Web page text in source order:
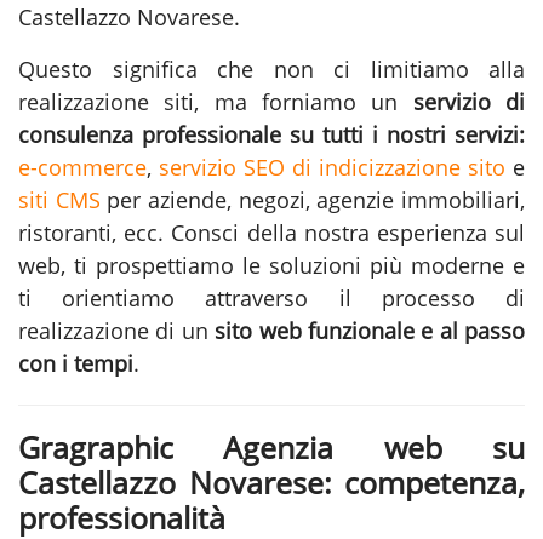
Castellazzo Novarese.
Questo significa che non ci limitiamo alla
realizzazione siti, ma forniamo un servizio di
consulenza professionale su tutti i nostri servizi:
e-commerce, servizio SEO di indicizzazione sito e
siti CMS per aziende, negozi, agenzie immobiliari,
ristoranti, ecc. Consci della nostra esperienza sul
web, ti prospettiamo le soluzioni più moderne e
ti orientiamo attraverso il processo di
realizzazione di un sito web funzionale e al passo
con i tempi.
Gragraphic Agenzia web su
Castellazzo Novarese: competenza,
professionalità